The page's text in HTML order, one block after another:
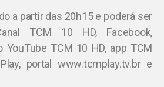
a partir das 20h15 e poderá ser
TCM 10 HD, Facebook,
YouTube TCM 10 HD, app TCM
portal www.tcmplay.tv.br e